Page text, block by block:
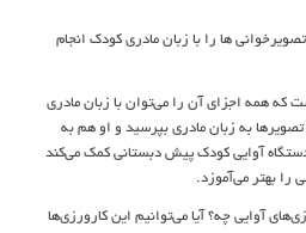
ها را با زبان مادری کودک انجام
که همه اجزای آن را می‌توان با زبان مادری
به زبان مادری بپرسید و او هم به
آوایی کودک پیش دبستانی کمک می‌کند
را بهتر می‌آموزد.
آوایی چه؟ آیا می‌توانیم این کارورزی‌ها